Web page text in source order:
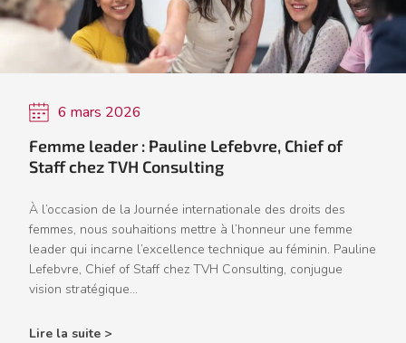
6 mars 2026
Femme leader : Pauline Lefebvre, Chief of
Staff chez TVH Consulting
À l’occasion de la Journée internationale des droits des
femmes, nous souhaitions mettre à l’honneur une femme
leader qui incarne l’excellence technique au féminin. Pauline
Lefebvre, Chief of Staff chez TVH Consulting, conjugue
vision stratégique...
Lire la suite >